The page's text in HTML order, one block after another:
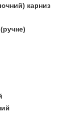
карниз